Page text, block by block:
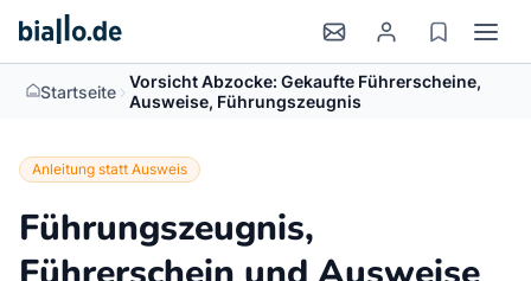
Startseite > Vorsicht Abzocke: Gekaufte Führerscheine,
Ausweise, Führungszeugnis
Anleitung statt Ausweis
Führungszeugnis,